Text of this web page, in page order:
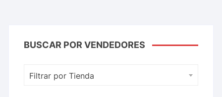
BUSCAR POR VENDEDORES
Filtrar por Tienda